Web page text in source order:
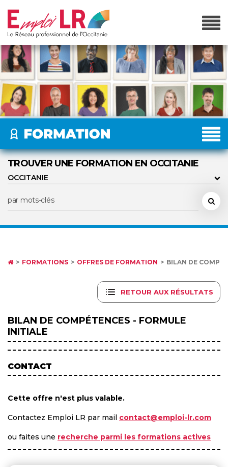
TROUVER UNE FORMATION EN OCCITANIE
FORMATIONS OFFRES DE FORMATION BILAN DE
RETOUR AUX RÉSULTATS
BILAN DE COMPÉTENCES - FORMULE
INITIALE
CONTACT
Cette offre n'est plus valable.
Contactez Emploi LR par mail contact@emploi-lr.com
ou faites une recherche parmi les formations actives